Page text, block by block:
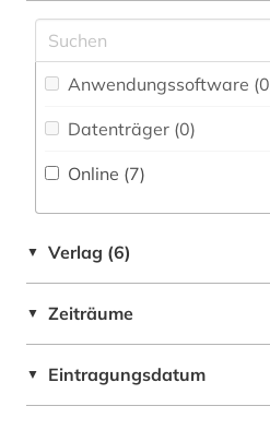
Physik (2)
Politologie (0)
Rechtswissenschaft (0)
naturwissenschaften (1)
nordsee (1)
paläontologie (1)
systematik (2)
Anwendungssoftware (0
Datenträger (0)
Online (7)
▼ Verlag (6)
▼ Zeiträume
▼ Eintragungsdatum